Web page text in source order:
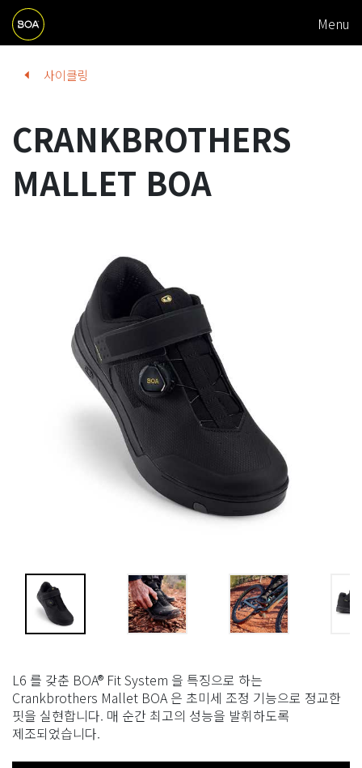
Skip to main content
A
N
A
V
I
T
I
O
N
Menu
Begin main content
사이클링
CRANKBROTHERS
MALLET BOA
L6 를 갖춘 BOA® Fit System 을 특징으로 하는
Crankbrothers Mallet BOA 은 초미세 조정 기능으로 정교한
핏을 실현합니다. 매 순간 최고의 성능을 발휘하도록
제조되었습니다.